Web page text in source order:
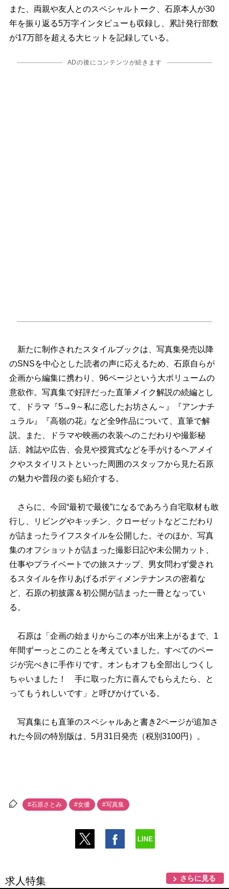
また、両親や友人とのスペシャルトーク、石原本人が30
年を振り返る5万字インタビューも収録し、累計発行部数
が17万部を超える大ヒットを記録している。
ADの後にコンテンツが続きます
新たに制作されたスタイルブックは、写真集発売以降
のSNSを中心とした読者の声に応えるため、石原自らが
企画から編集に携わり、96ページという大ボリュームの
意欲作。写真集で好評だった直筆メイク解説の続編とし
て、ドラマ『5→9～私に恋したお坊さん～』『アンナチ
ュラル』『高嶺の花』など全9作品について、直筆で解
説。また、ドラマや映画の衣装へのこだわりや撮影秘
話、雑誌や広告、会見や授賞式などを手がけるヘアメイ
クやスタイリストといった周囲のスタッフから見た石原
の魅力や普段の姿も紹介する。
さらに、今回“最初で最後”になるであろう自宅取材も敢
行し、リビングやキッチン、クローゼットなどこだわり
が詰まったライフスタイルを公開した。そのほか、写真
集のオフショットが詰まった撮影日記や未公開カット、
仕事やプライベートでの旅スナップ、男女問わず愛され
るスタイルを作りあげるボディメンテナンスの密着な
ど、石原の初披露＆初公開が詰まった一冊となってい
る。
石原は「企画の始まりからこの本が出来上がるまで、1
年間ずーっとこのことを考えていました。すべてのペー
ジが完ぺきに手作りです。オンもオフも全部出しつくし
ちゃいました！ 手に取った方に喜んでもらえたら、と
ってもうれしいです」と呼びかけている。
写真集にも直筆のスペシャルあと書き2ページが追加さ
れた今回の特別版は、5月31日発売（税別3100円）。
#石原さとみ #女優 #写真集
求人特集 さらに見る